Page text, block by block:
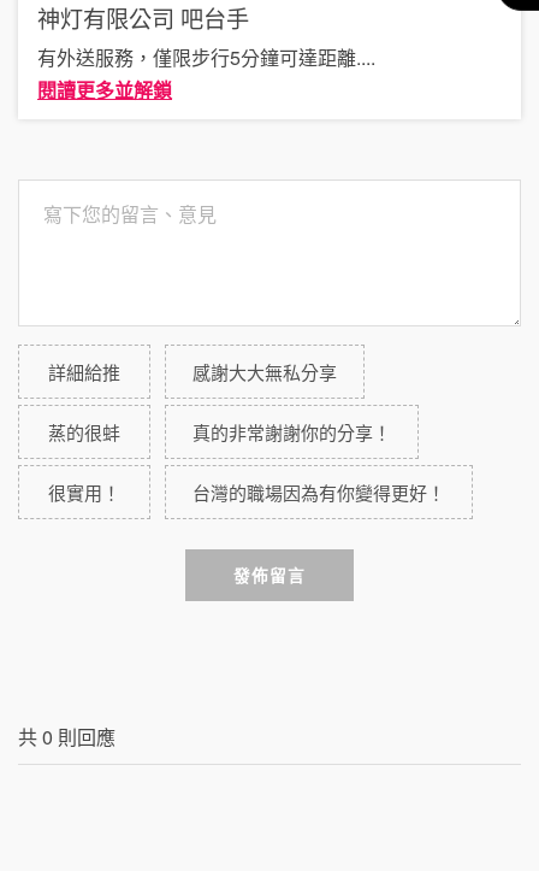
神灯有限公司 吧台手
有外送服務，僅限步行5分鐘可達距離....
閱讀更多並解鎖
詳細給推 感謝大大無私分享
蒸的很蚌 真的非常謝謝你的分享！
很實用！ 台灣的職場因為有你變得更好！
發佈留言
共0 則回應